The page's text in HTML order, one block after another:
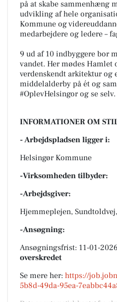
på at skabe sammenhæng
udvikling af hele
Kommune og
medarbejdere og ledere –
9 ud af 10 indbyggere bor
vandet. Her mødes Hamlet
verdenskendt arkitektur og
middelalderby på ét og
#OplevHelsingor og se selv.
INFORMATIONER OM
- Arbejdspladsen ligger i:
Helsingør Kommune
-Virksomheden tilbyder:
-Arbejdsgiver:
Hjemmeplejen,
-Ansøgning:
Ansøgningsfrist: 11-01-
overskredet
Se mere her: https://
5b8d-49da-95ea-